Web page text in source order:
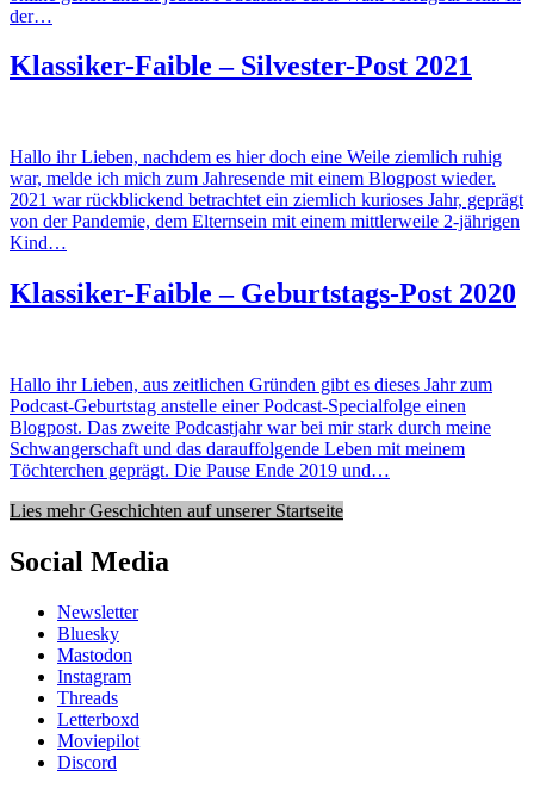
der…
Klassiker-Faible – Silvester-Post 2021
Hallo ihr Lieben, nachdem es hier doch eine Weile ziemlich ruhig
war, melde ich mich zum Jahresende mit einem Blogpost wieder.
2021 war rückblickend betrachtet ein ziemlich kurioses Jahr, geprägt
von der Pandemie, dem Elternsein mit einem mittlerweile 2-jährigen
Kind…
Klassiker-Faible – Geburtstags-Post 2020
Hallo ihr Lieben, aus zeitlichen Gründen gibt es dieses Jahr zum
Podcast-Geburtstag anstelle einer Podcast-Specialfolge einen
Blogpost. Das zweite Podcastjahr war bei mir stark durch meine
Schwangerschaft und das darauffolgende Leben mit meinem
Töchterchen geprägt. Die Pause Ende 2019 und…
Lies mehr Geschichten auf unserer Startseite
Social Media
Newsletter
Bluesky
Mastodon
Instagram
Threads
Letterboxd
Moviepilot
Discord